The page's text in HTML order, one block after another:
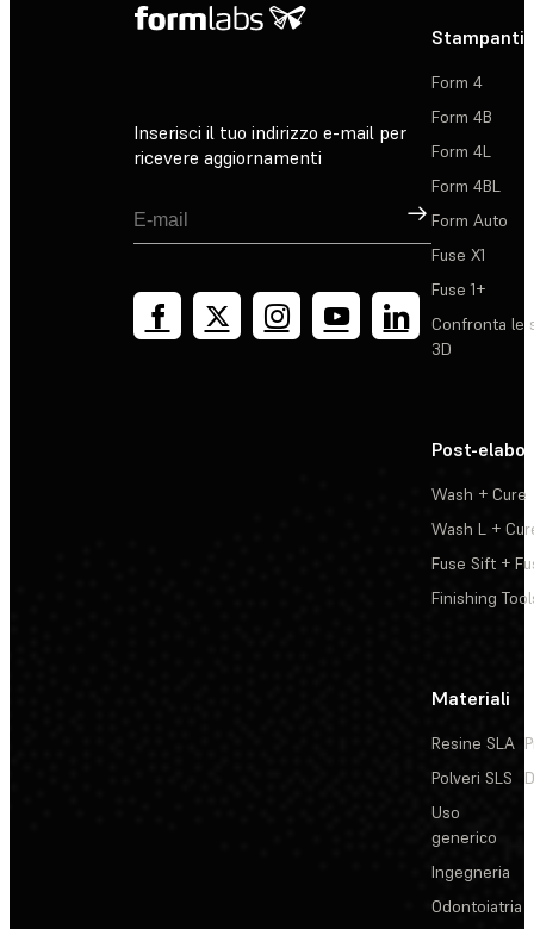
Inserisci il tuo indirizzo e-mail per
ricevere aggiornamenti
Registrati
Stampanti
Form 4
Form 4B
Form 4L
Form 4BL
Form Auto
Fuse X1
Fuse 1+
Confronta le
3D
Post-
Wash + Cure
Wash L +
Fuse Sift +
Finishing
Materiali
Resine SLA
Polveri SLS
Uso
generico
Ingegneria
Odontoiatria